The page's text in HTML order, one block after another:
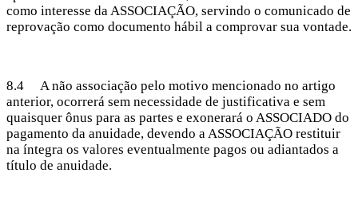
como interesse da ASSOCIAÇÃO, servindo o comunicado de
reprovação como documento hábil a comprovar sua vontade.
8.4 A não associação pelo motivo mencionado no artigo
anterior, ocorrerá sem necessidade de justificativa e sem
quaisquer ônus para as partes e exonerará o ASSOCIADO do
pagamento da anuidade, devendo a ASSOCIAÇÃO restituir
na íntegra os valores eventualmente pagos ou adiantados a
título de anuidade.